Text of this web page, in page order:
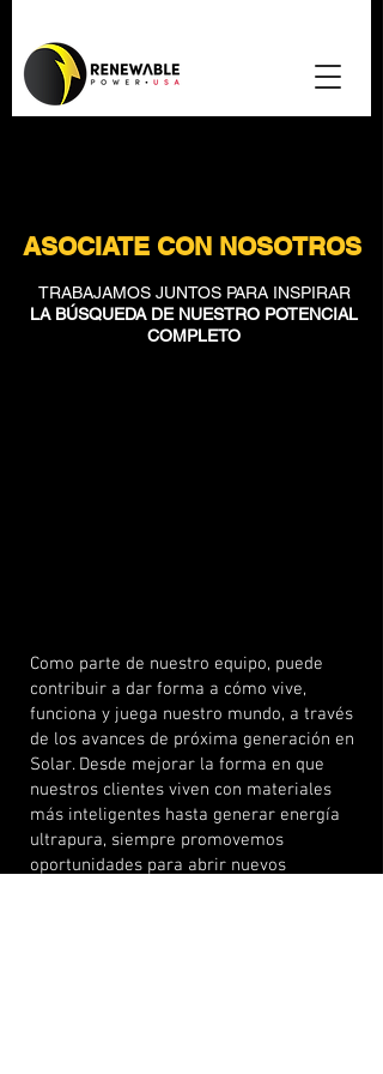
ASOCIATE CON NOSOTROS
TRABAJAMOS JUNTOS PARA INSPIRAR
LA BÚSQUEDA DE NUESTRO POTENCIAL
COMPLETO
Como parte de nuestro equipo, puede
contribuir a dar forma a cómo vive,
funciona y juega nuestro mundo, a través
de los avances de próxima generación en
Solar. Desde mejorar la forma en que
nuestros clientes viven con materiales
más inteligentes hasta generar energía
ultrapura, siempre promovemos
oportunidades para abrir nuevos